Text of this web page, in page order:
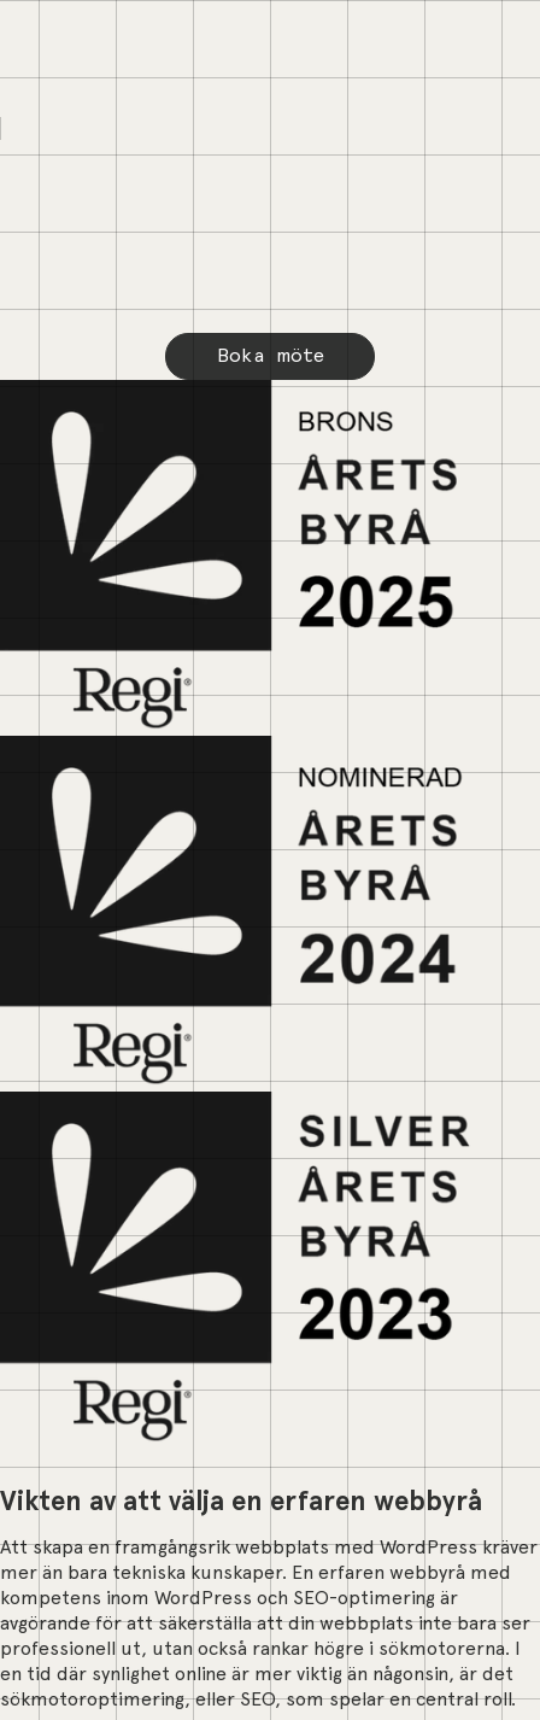
Boka möte
Vikten av att välja en erfaren webbyrå
Att skapa en framgångsrik webbplats med WordPress kräver
mer än bara tekniska kunskaper. En erfaren webbyrå med
kompetens inom WordPress och SEO-optimering är
avgörande för att säkerställa att din webbplats inte bara ser
professionell ut, utan också rankar högre i sökmotorerna. I
en tid där synlighet online är mer viktig än någonsin, är det
sökmotoroptimering, eller SEO, som spelar en central roll.